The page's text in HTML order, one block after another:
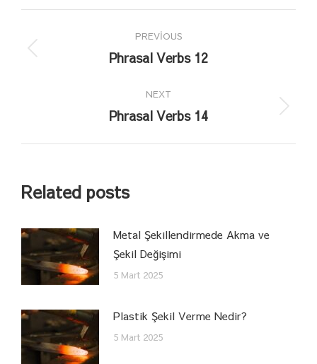
navigation
PREVIOUS
Previous
Phrasal Verbs 12
NEXT
Next
Phrasal Verbs 14
Related posts
Metal Şekillendirmede Akma ve
Şekil Değişimi
5 Mart 2025
Plastik Şekil Verme Nedir?
5 Mart 2025